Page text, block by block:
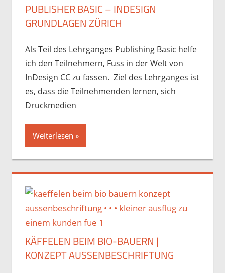
PUBLISHER BASIC – INDESIGN
GRUNDLAGEN ZÜRICH
Als Teil des Lehrganges Publishing Basic helfe
ich den Teilnehmern, Fuss in der Welt von
InDesign CC zu fassen. Ziel des Lehrganges ist
es, dass die Teilnehmenden lernen, sich
Druckmedien
Weiterlesen
KÄFFELEN BEIM BIO-BAUERN |
KONZEPT AUSSENBESCHRIFTUNG